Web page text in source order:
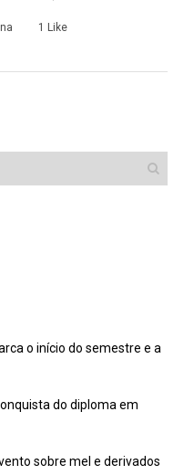
1 Like
o início do semestre e a
do diploma em
sobre mel e derivados